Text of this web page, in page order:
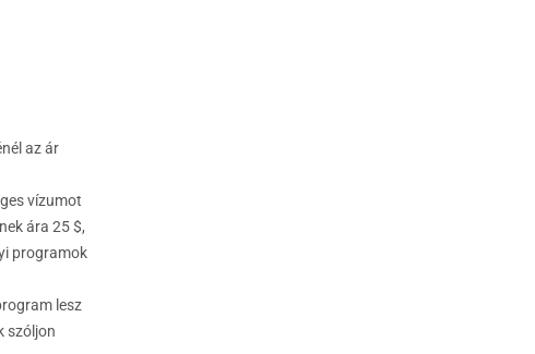
az ár
vízumot
ára 25 $,
programok
lesz
szóljon